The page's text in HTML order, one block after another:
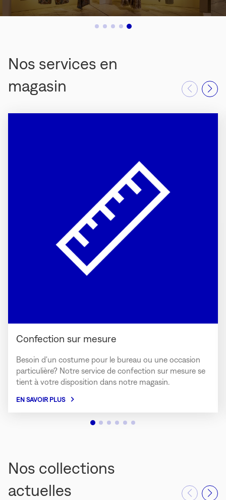
Nos services en
magasin
Confection sur mesure
Besoin d'un costume pour le bureau ou une occasion
particulière? Notre service de confection sur mesure se
tient à votre disposition dans notre magasin.
EN SAVOIR PLUS
Nos collections
actuelles